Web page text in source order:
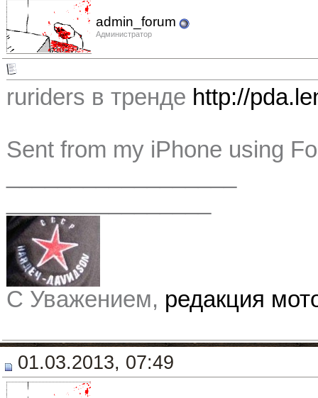
admin_forum
Администратор
ruriders в тренде http://
Sent from my iPhone using
С Уважением, редакция
01.03.2013, 07:49